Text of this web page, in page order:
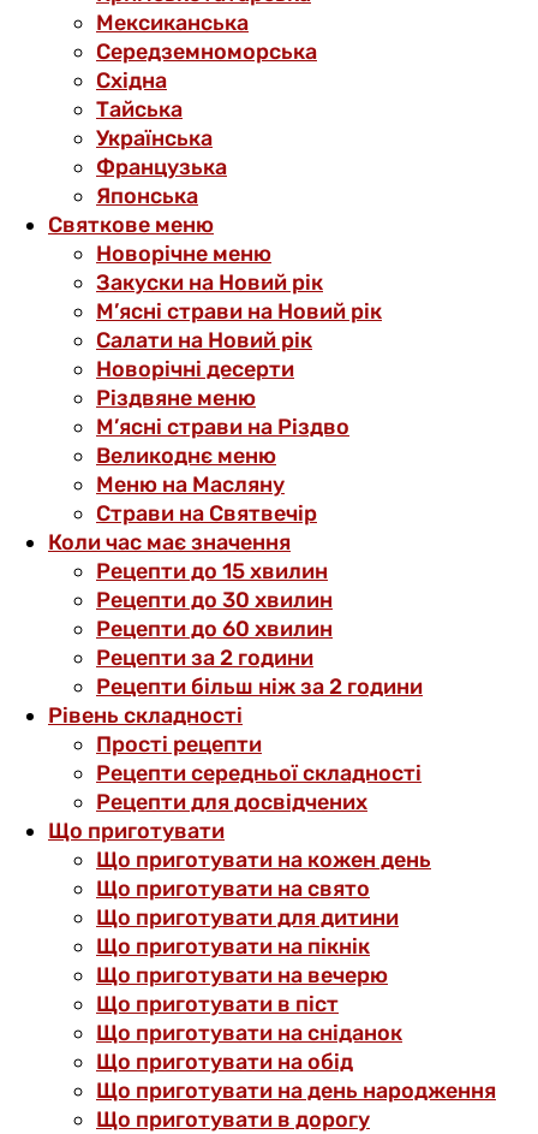
Мексиканська
Середземноморська
Східна
Тайська
Українська
Французька
Японська
Святкове меню
Новорічне меню
Закуски на Новий рік
М’ясні страви на Новий рік
Салати на Новий рік
Новорічні десерти
Різдвяне меню
М’ясні страви на Різдво
Великоднє меню
Меню на Масляну
Страви на Святвечір
Коли час має значення
Рецепти до 15 хвилин
Рецепти до 30 хвилин
Рецепти до 60 хвилин
Рецепти за 2 години
Рецепти більш ніж за 2 години
Рівень складності
Прості рецепти
Рецепти середньої складності
Рецепти для досвідчених
Що приготувати
Що приготувати на кожен день
Що приготувати на свято
Що приготувати для дитини
Що приготувати на пікнік
Що приготувати на вечерю
Що приготувати в піст
Що приготувати на сніданок
Що приготувати на обід
Що приготувати на день народження
Що приготувати в дорогу